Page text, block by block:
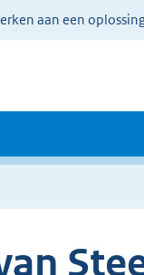
aan een